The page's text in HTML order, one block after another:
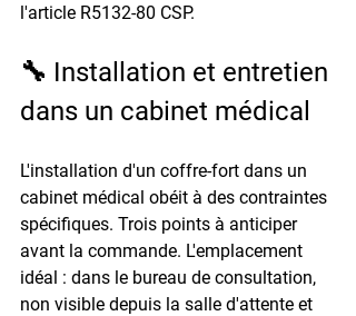
l'article R5132-80 CSP.
🔧 Installation et entretien
dans un cabinet médical
L'installation d'un coffre-fort dans un
cabinet médical obéit à des contraintes
spécifiques. Trois points à anticiper
avant la commande. L'emplacement
idéal : dans le bureau de consultation,
non visible depuis la salle d'attente et